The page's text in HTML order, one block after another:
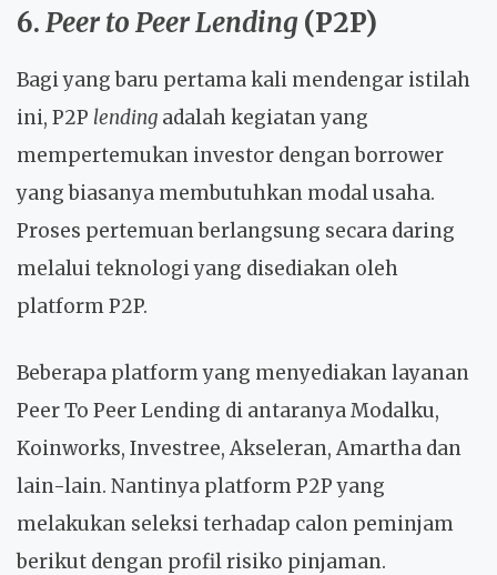
6.Peer to Peer Lending(P2P)
Bagi yang baru pertama kali mendengar istilah
ini, P2P lending adalah kegiatan yang
mempertemukan investor dengan borrower
yang biasanya membutuhkan modal usaha.
Proses pertemuan berlangsung secara daring
melalui teknologi yang disediakan oleh
platform P2P.
Beberapa platform yang menyediakan layanan
Peer To Peer Lending di antaranya Modalku,
Koinworks, Investree, Akseleran, Amartha dan
lain-lain. Nantinya platform P2P yang
melakukan seleksi terhadap calon peminjam
berikut dengan profil risiko pinjaman.